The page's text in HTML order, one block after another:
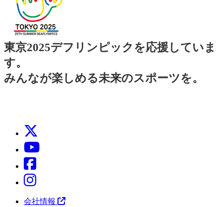
東京2025デフリンピックを応援していま
す。
みんなが楽しめる未来のスポーツを。
会社情報